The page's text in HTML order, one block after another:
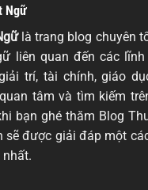
Ngữ
là trang blog chuyên
liên quan đến các
trí, tài chính, giáo
tâm và tìm kiếm
bạn ghé thăm Blog
sẽ được giải đáp một